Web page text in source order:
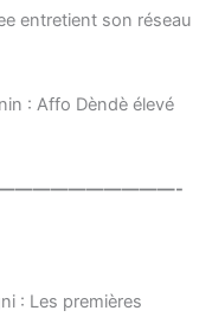
entretient son réseau
: Affo Dèndè élevé
: Les premières